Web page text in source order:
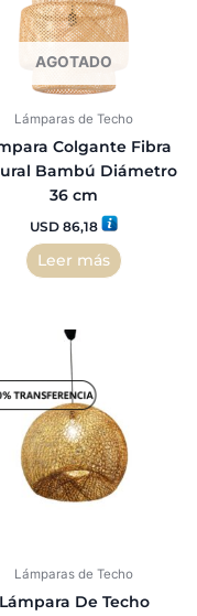
AGOTADO
Lámparas de Techo
Colgante Fibra
Bambú Diámetro
36 cm
USD 86,18
Leer más
Lámparas de Techo
Lámpara De Techo